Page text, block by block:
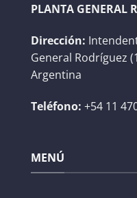
PLANTA GENERAL
Dirección:
General Rodríguez
Argentina
Teléfono: +54 11
MENÚ